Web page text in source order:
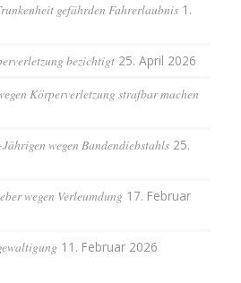
gefährden Fahrerlaubnis 1.
bezichtigt 25. April 2026
Körperverletzung strafbar machen
wegen Bandendiebstahls 25.
wegen Verleumdung 17. Februar
11. Februar 2026